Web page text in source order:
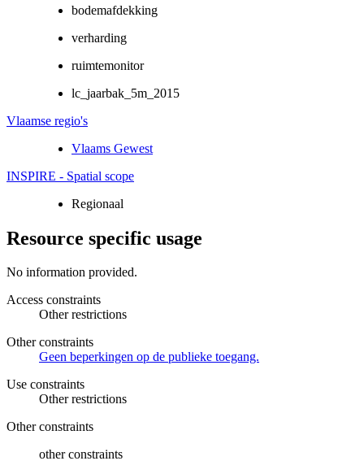
bodemafdekking
verharding
ruimtemonitor
lc_jaarbak_5m_2015
Vlaamse regio's
Vlaams Gewest
INSPIRE - Spatial scope
Regionaal
Resource specific usage
No information provided.
Access constraints
Other restrictions
Other constraints
Geen beperkingen op de publieke toegang.
Use constraints
Other restrictions
Other constraints
other constraints